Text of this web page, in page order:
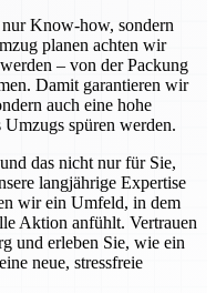
Know-how, sondern
planen achten wir
– von der Packung
Damit garantieren wir
auch eine hohe
spüren werden.
das nicht nur für Sie,
langjährige Expertise
wir ein Umfeld, in dem
Aktion anfühlt. Vertrauen
und erleben Sie, wie ein
neue, stressfreie